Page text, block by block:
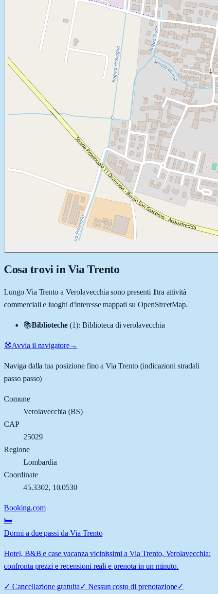
Cosa trovi in Via Trento
Lungo Via Trento aVerolavecchia sono presenti 1tra attività
commerciali e luoghi d'interesse mappati su OpenStreetMap.
📚Biblioteche (1):Biblioteca di verolavecchia
🧭Avvia il navigatore→
Naviga dalla tua posizione fino aVia Trento(indicazioni stradali
passo passo)
Comune
Verolavecchia (BS)
CAP
25029
Regione
Lombardia
Coordinate
45.3302, 10.0530
Booking.com
🛏️
Dormi a due passi da Via Trento
Hotel, B&B e case vacanza vicinissimi a Via Trento, Verolavecchia:
confronta prezzi e recensioni reali e prenota in un minuto.
✓ Cancellazione gratuita✓ Nessun costo di prenotazione✓